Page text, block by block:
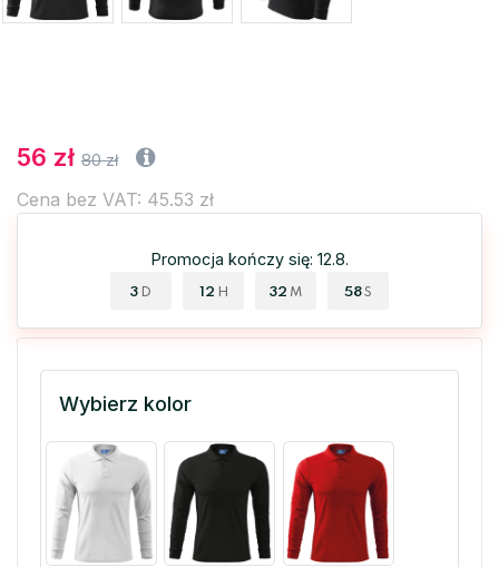
56 zł 80 zł
Cena bez VAT: 45.53 zł
Promocja kończy się: 12.8.
3 D 12 H 32 M 57 S
Wybierz kolor